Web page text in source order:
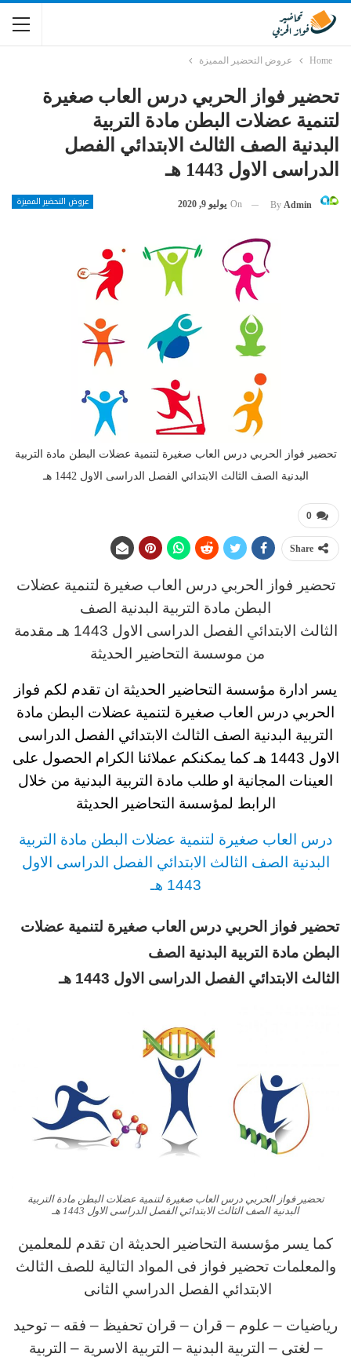
Home عروض التحضير المميزة
تحضير فواز الحربي درس العاب صغيرة
لتنمية عضلات البطن مادة التربية
البدنية الصف الثالث الابتدائي الفصل
الدراسى الاول 1443 هـ
عروض التحضير المميزة By Admin
On يوليو 9, 2020
تحضير فواز الحربي درس العاب صغيرة لتنمية عضلات البطن مادة التربية
البدنية الصف الثالث الابتدائي الفصل الدراسى الاول 1442 هـ
0
Share
تحضير فواز الحربي درس العاب صغيرة لتنمية عضلات
البطن مادة التربية البدنية
الصف
الثالث الابتدائي الفصل الدراسى الاول 1443 هـ
مقدمة
من موسسة التحاضير الحديثة
يسر ادارة مؤسسة التحاضير الحديثة ان تقدم لكم فواز
الحربي درس العاب صغيرة لتنمية عضلات البطن مادة
التربية البدنية الصف الثالث الابتدائي الفصل الدراسى
الاول 1443
هـكما يمكنكم عملائنا الكرام الحصول على
العينات المجانية او طلب مادة التربية البدنية من خلال
الرابط لمؤسسة التحاضير الحديثة
درس العاب صغيرة لتنمية عضلات البطن مادة التربية
البدنية
الصف الثالث الابتدائي الفصل الدراسى الاول
1443 هـ
تحضير فواز الحربي درس العاب صغيرة لتنمية عضلات
البطن مادة التربية البدنية الصف
الثالث الابتدائي الفصل الدراسى الاول 1443 هـ
تحضير فواز الحربي درس العاب صغيرة لتنمية عضلات البطن مادة التربية
البدنية الصف الثالث الابتدائي الفصل الدراسى الاول 1443 هـ
كما يسر مؤسسة التحاضير الحديثة ان تقدم للمعلمين
والمعلمات تحضير فواز فى المواد التالية للصف الثالث
الابتدائي الفصل الدراسي الثانى
رياضيات – علوم – قران – قران تحفيظ – فقه – توحيد
– لغتى – التربية البدنية – التربية الاسرية – التربية